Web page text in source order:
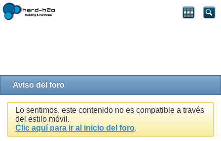
Aviso del foro
Lo sentimos, este contenido no es compatible a través
del estilo móvil.
Clic aquí para ir al inicio del foro.